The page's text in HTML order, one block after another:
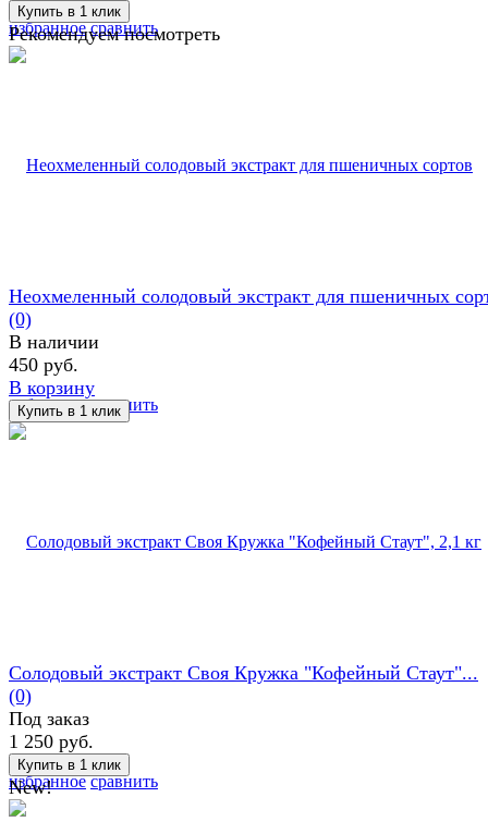
избранное сравнить
Рекомендуем посмотреть
избранное сравнить
Неохмеленный солодовый экстракт для пшеничных
(0)
В наличии
450 руб.
В корзину
избранное сравнить
Солодовый экстракт Своя Кружка "Кофейный Стаут"...
(0)
Под заказ
1 250 руб.
New!